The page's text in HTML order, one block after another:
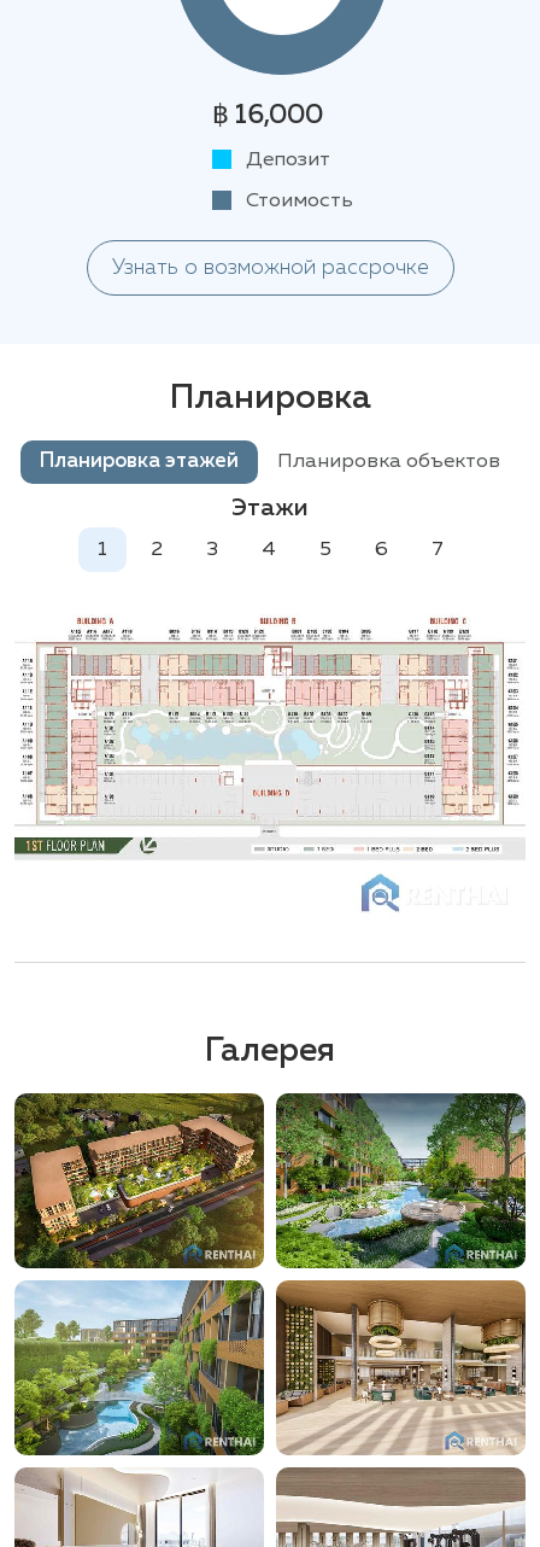
฿ 16,000
Депозит
Стоимость
Узнать о возможной рассрочке
Планировка
Планировка этажей Планировка объектов
Этажи
1 2 3 4 5 6 7
Галерея